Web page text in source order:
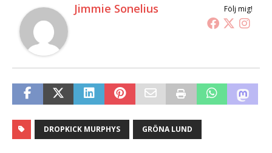
Följ mig!
Jimmie Sonelius
DROPKICK MURPHYS GRÖNA LUND